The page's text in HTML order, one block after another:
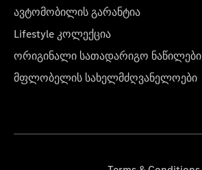
ავტომობილის გარანტია
Lifestyle კოლექცია
ორიგინალი სათადარიგო ნაწილები
მფლობელის სახელმძღვანელოები